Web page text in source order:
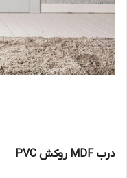
درب MDF روکش PVC